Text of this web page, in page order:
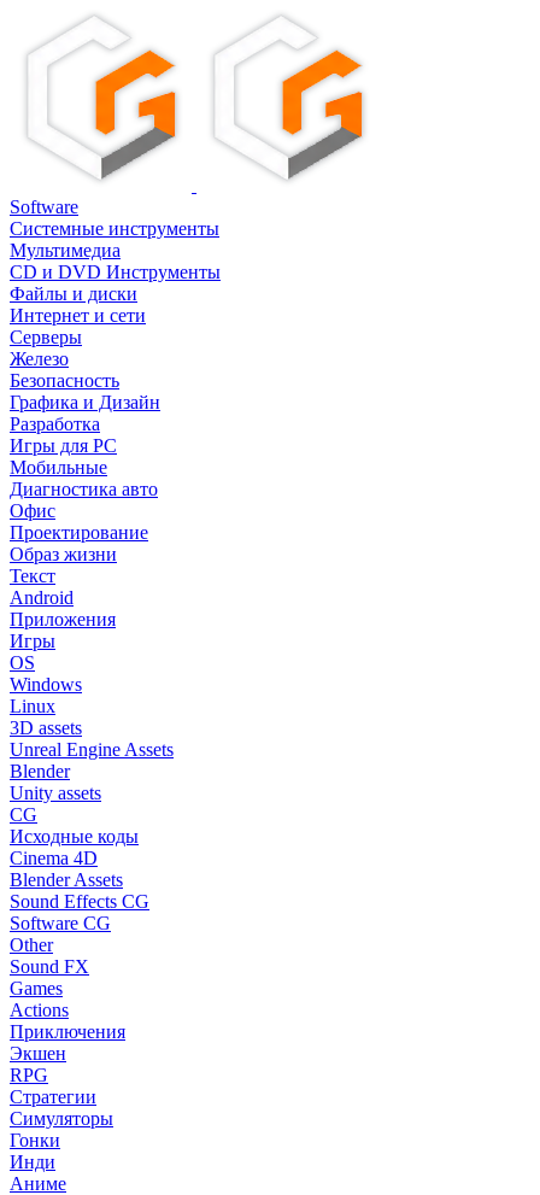
Software
Системные инструменты
Мультимедиа
CD и DVD Инструменты
Файлы и диски
Интернет и сети
Серверы
Железо
Безопасность
Графика и Дизайн
Разработка
Игры для PC
Мобильные
Диагностика авто
Офис
Проектирование
Образ жизни
Текст
Android
Приложения
Игры
OS
Windows
Linux
3D assets
Unreal Engine Assets
Blender
Unity assets
CG
Исходные коды
Cinema 4D
Blender Assets
Sound Effects CG
Software CG
Other
Sound FX
Games
Actions
Приключения
Экшен
RPG
Стратегии
Симуляторы
Гонки
Инди
Аниме